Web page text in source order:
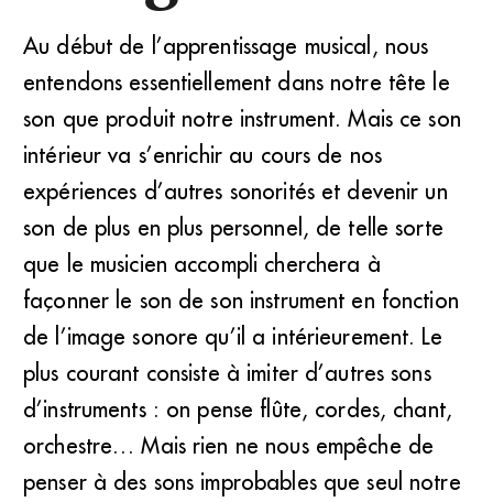
Au début de l’apprentissage musical, nous
entendons essentiellement dans notre tête le
son que produit notre instrument. Mais ce son
intérieur va s’enrichir au cours de nos
expériences d’autres sonorités et devenir un
son de plus en plus personnel, de telle sorte
que le musicien accompli cherchera à
façonner le son de son instrument en fonction
de l’image sonore qu’il a intérieurement. Le
plus courant consiste à imiter d’autres sons
d’instruments : on pense flûte, cordes, chant,
orchestre… Mais rien ne nous empêche de
penser à des sons improbables que seul notre